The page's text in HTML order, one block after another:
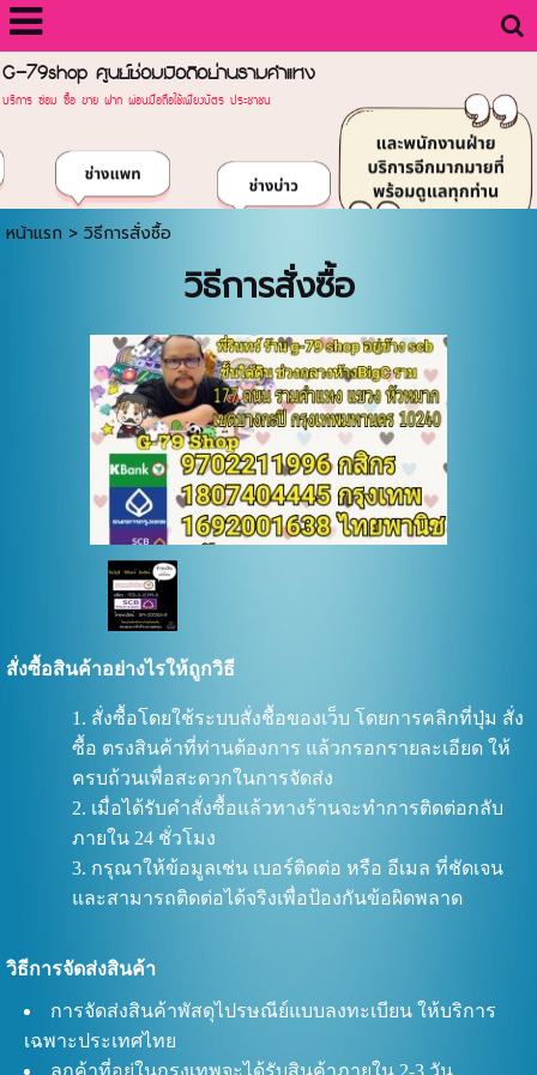
G-79shop ศูนย์ซ่อมมือถือย่านรามคำแหง
บริการ ซ่อม ซื้อ ขาย ฝาก ผ่อนมือถือใช้เพียงบัตร ประชาชน
หน้าแรก > วิธีการสั่งซื้อ
วิธีการสั่งซื้อ
สั่งซื้อสินค้าอย่างไรให้ถูกวิธี
สั่งซื้อโดยใช้ระบบสั่งชื้อของเว็บ โดยการคลิกที่ปุ่ม สั่ง
ซื้อ ตรงสินค้าที่ท่านต้องการ แล้วกรอกรายละเอียด ให้
ครบถ้วนเพื่อสะดวกในการจัดส่ง
เมื่อได้รับคำสั่งซื้อแล้วทางร้านจะทำการติดต่อกลับ
ภายใน 24 ชั่วโมง
กรุณาให้ข้อมูลเช่น เบอร์ติดต่อ หรือ อีเมล ที่ชัดเจน
และสามารถติดต่อได้จริงเพื่อป้องกันข้อผิดพลาด
วิธีการจัดส่งสินค้า
การจัดส่งสินค้าพัสดุไปรษณีย์แบบลงทะเบียน ให้บริการ
เฉพาะประเทศไทย